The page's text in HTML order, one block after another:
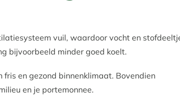
vuil, waardoor vocht en
bijvoorbeeld minder goed koelt.
fris en gezond binnenklimaat. Bovendien
en je portemonnee.